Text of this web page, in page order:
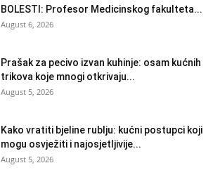
BOLESTI: Profesor Medicinskog fakulteta...
August 6, 2026
Prašak za pecivo izvan kuhinje: osam kućnih
trikova koje mnogi otkrivaju...
August 5, 2026
Kako vratiti bjeline rublju: kućni postupci koji
mogu osvježiti i najosjetljivije...
August 5, 2026